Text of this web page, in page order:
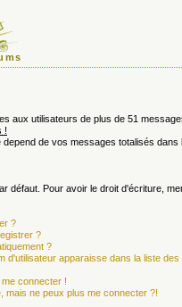
aux utilisateurs de plus de 51
!
de vos messages totalisés
défaut. Pour avoir le droit d'écriture,
?
?
?
d'utilisateur apparaisse dans la liste
connecter !
mais ne peux plus me connecter ?!